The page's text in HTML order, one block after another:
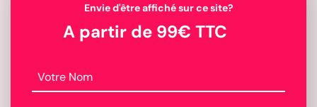
Envie d'être affiché sur ce site?
A partir de 99€ TTC